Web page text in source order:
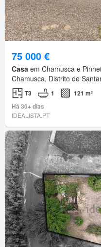
75 000 €
Casa em Chamusca e
Chamusca, Distrito de
T3 1
121 m²
Há 30+ dias
IDEALISTA.PT